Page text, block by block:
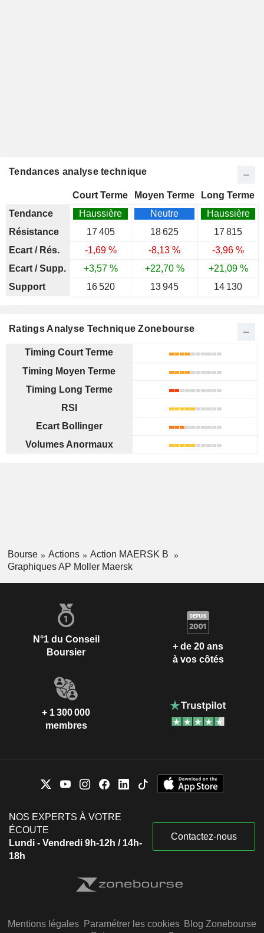
Tendances analyse technique
Court Terme Moyen Terme
Long Terme
Tendance
Haussière Neutre
Haussière
Résistance
17 405 18 625
17 815
Ecart / Rés.
-1,69 % -8,13 %
-3,96 %
Ecart / Supp.
+3,57 % +22,70 %
+21,09 %
Support
16 520 13 945 14 130
Ratings Analyse Technique Zonebourse
Timing Court Terme
Timing Moyen Terme
Timing Long Terme
RSI
Ecart Bollinger
Volumes Anormaux
Bourse Actions
Action MAERSK B
Graphiques AP Moller Maersk
N°1 du Conseil
Boursier
+ de 20 ans
à vos côtés
+ 1 300 000
membres
NOS EXPERTS À VOTRE
ÉCOUTE
Lundi - Vendredi 9h-12h / 14h-
18h
Contactez-nous
Mentions légales Paramétrer les cookies Blog Zonebourse